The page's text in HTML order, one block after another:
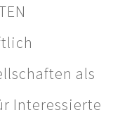
als
Interessierte